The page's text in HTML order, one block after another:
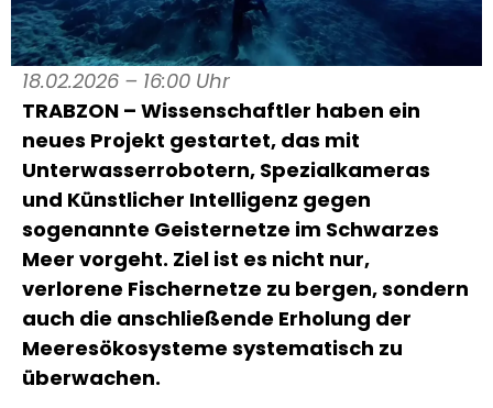
18.02.2026 – 16:00 Uhr
TRABZON – Wissenschaftler haben ein
neues Projekt gestartet, das mit
Unterwasserrobotern, Spezialkameras
und Künstlicher Intelligenz gegen
sogenannte Geisternetze im Schwarzes
Meer vorgeht. Ziel ist es nicht nur,
verlorene Fischernetze zu bergen, sondern
auch die anschließende Erholung der
Meeresökosysteme systematisch zu
überwachen.